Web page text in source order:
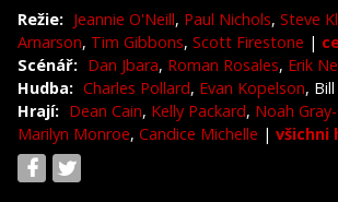
Režie: Jeannie O'Neill, Paul Nichols, Steve
Arnarson, Tim Gibbons, Scott Firestone |
Scénář: Dan Jbara, Roman Rosales, Erik
Hudba: Charles Pollard, Evan Kopelson,
Hrají: Dean Cain, Kelly Packard, Noah
Marilyn Monroe, Candice Michelle | všichni